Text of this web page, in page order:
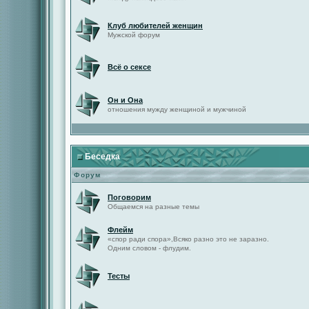
Клуб любителей женщин
Мужской форум
Всё о сексе
Он и Она
отношения мужду женщиной и мужчиной
Беседка
Форум
Поговорим
Общаемся на разные темы
Флейм
«спор ради спора»,Всяко разно это не заразно.
Одним словом - флудим.
Тесты